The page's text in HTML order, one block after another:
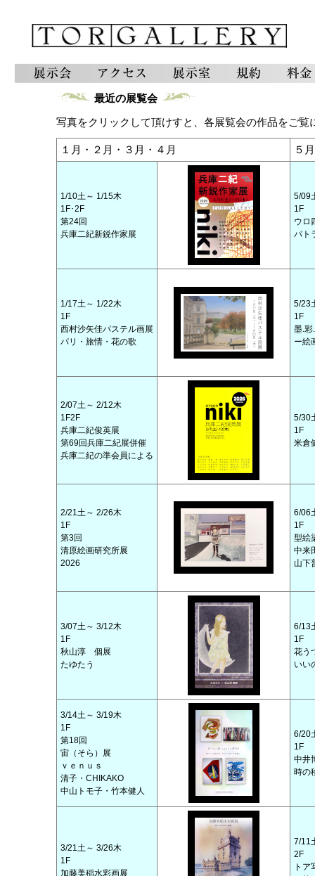
最近の展覧会
写真をクリックして頂けすと、各展覧会の作品をご覧
１月・２月・３月・４月 ５
1/10土～ 1/15木
1F･2F
第24回
兵庫二紀新鋭作家展
5/09
1F
ウロ
パト
1/17土～ 1/22木
1F
西村沙矢佳パステル画展
パリ・旅情・花の歌
5/23
1F
墨.
ー絵
2/07土～ 2/12木
1F2F
兵庫二紀俊英展
第69回兵庫二紀展併催
兵庫二紀の準会員による
5/30
1F
米倉
2/21土～ 2/26木
1F
第3回
清原絵画研究所展
2026
6/06
1F
型絵
中来
山下
3/07土～ 3/12木
1F
秋山淳 個展
たゆたう
6/13
1F
花う
いい
3/14土～ 3/19木
1F
第18回
宙（そら）展
ｖｅｎｕｓ
清子・CHIKAKO
中山トモ子・竹本健人
6/20
1F
中井
時の
3/21土～ 3/26木
1F
加藤美稲水彩画展
7/11
2F
トア